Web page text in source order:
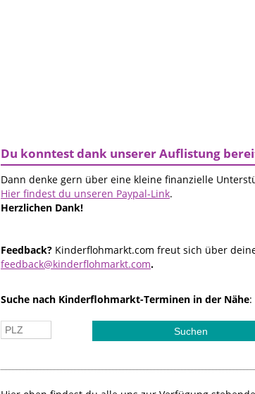
Du konntest dank unserer Auflistung
Dann denke gern über eine kleine finanzielle
Hier findest du unseren Paypal-Link.
Herzlichen Dank!
Feedback? Kinderflohmarkt.com freut sich über
feedback@kinderflohmarkt.com.
Suche nach Kinderflohmarkt-Terminen in der Nähe: